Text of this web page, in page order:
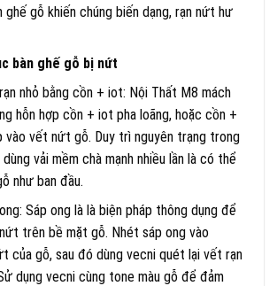
ghế gỗ khiến chúng biến dạng, rạn nứt hư
bàn ghế gỗ bị nứt
nhỏ bằng cồn + iot: Nội Thất M8 mách
hỗn hợp cồn + iot pha loãng, hoặc cồn +
vết nứt gỗ. Duy trì nguyên trạng trong
vải mềm chà mạnh nhiều lần là có thể
như ban đầu.
Sáp ong là là biện pháp thông dụng để
trên bề mặt gỗ. Nhét sáp ong vào
của gỗ, sau đó dùng vecni quét lại vết rạn
dụng vecni cùng tone màu gỗ để đảm